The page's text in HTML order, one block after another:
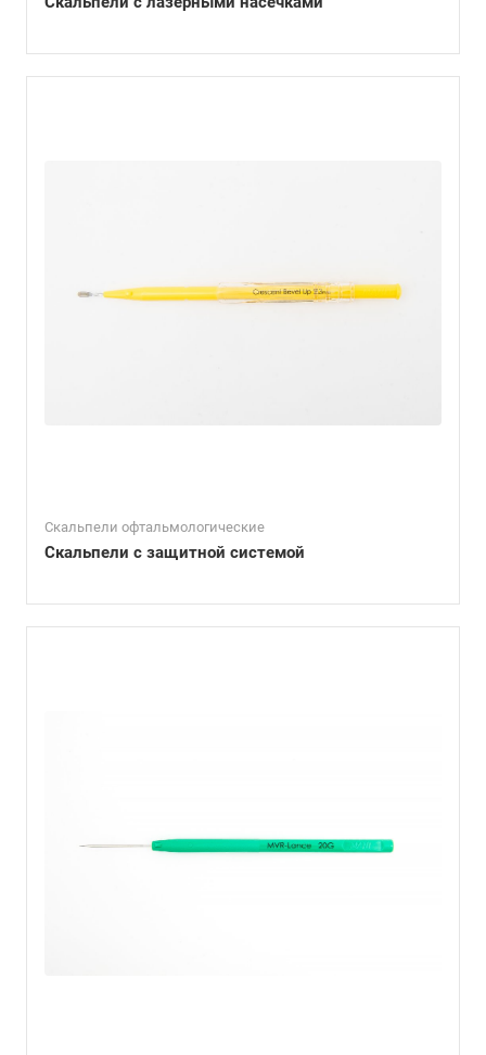
Скальпели офтальмологические
Скальпели с защитной системой